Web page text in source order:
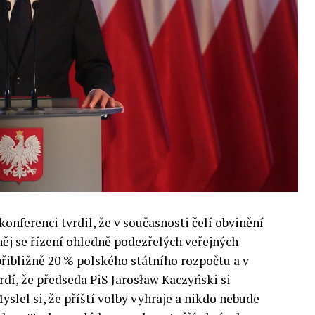
inteligence v mnoha oblastech života umožní
ve vztahu ke globálním ekonomikám a
tvrdil, že v současnosti čelí obvinění
se řízení ohledně podezřelých veřejných
20 % polského státního rozpočtu a v
že předseda PiS Jarosław Kaczyński si
si, že příští volby vyhraje a nikdo nebude